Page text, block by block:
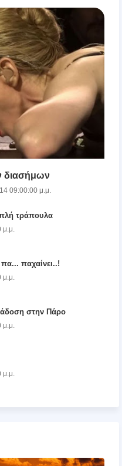
διασήμων
09:00:00 μ.μ.
τράπουλα
μ.μ.
παχαίνει..!
μ.μ.
στην Πάρο
μ.μ.
μ.μ.